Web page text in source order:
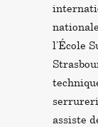
l’École
assiste